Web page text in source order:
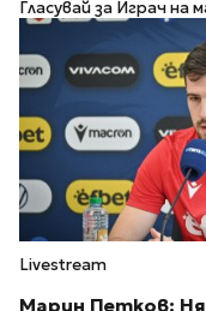
Гласувай за Играч
Livestream
Марин Петков: